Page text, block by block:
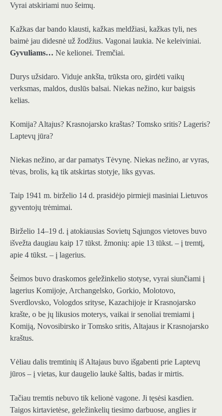
Vyrai atskiriami nuo šeimų.
Kažkas dar bando klausti, kažkas meldžiasi, kažkas tyli, nes
baimė jau didesnė už žodžius. Vagonai laukia. Ne keleiviniai.
Gyvuliams… Ne kelionei. Tremčiai.
Durys užsidaro. Viduje ankšta, trūksta oro, girdėti vaikų
verksmas, maldos, duslūs balsai. Niekas nežino, kur baigsis
kelias.
Komija? Altajus? Krasnojarsko kraštas? Tomsko sritis? Lageris?
Laptevų jūra?
Niekas nežino, ar dar pamatys Tėvynę. Niekas nežino, ar vyras,
tėvas, brolis, ką tik atskirtas stotyje, liks gyvas.
Taip 1941 m. birželio 14 d. prasidėjo pirmieji masiniai Lietuvos
gyventojų trėmimai.
Birželio 14–19 d. į atokiausias Sovietų Sąjungos vietoves buvo
išvežta daugiau kaip 17 tūkst. žmonių: apie 13 tūkst. – į tremtį,
apie 4 tūkst. – į lagerius.
Šeimos buvo draskomos geležinkelio stotyse, vyrai siunčiami į
lagerius Komijoje, Archangelsko, Gorkio, Molotovo,
Sverdlovsko, Vologdos srityse, Kazachijoje ir Krasnojarsko
krašte, o be jų likusios moterys, vaikai ir senoliai tremiami į
Komiją, Novosibirsko ir Tomsko sritis, Altajaus ir Krasnojarsko
kraštus.
Vėliau dalis tremtinių iš Altajaus buvo išgabenti prie Laptevų
jūros – į vietas, kur daugelio laukė šaltis, badas ir mirtis.
Tačiau tremtis nebuvo tik kelionė vagone. Ji tęsėsi kasdien.
Taigos kirtavietėse, geležinkelių tiesimo darbuose, anglies ir